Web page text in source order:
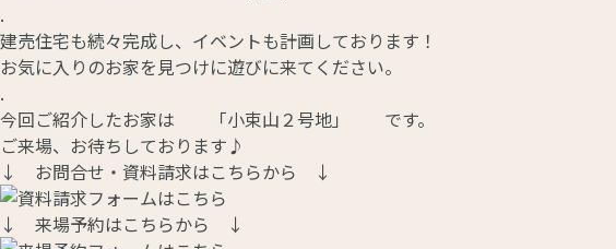
.
建売住宅も続々完成し、イベントも計画しております！
お気に入りのお家を見つけに遊びに来てください。
.
今回ご紹介したお家は 「小束山２号地」 です。
ご来場、お待ちしております♪
↓ お問合せ・資料請求はこちらから ↓
↓ 来場予約はこちらから ↓